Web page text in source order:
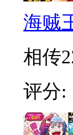
海贼
相传
评分: